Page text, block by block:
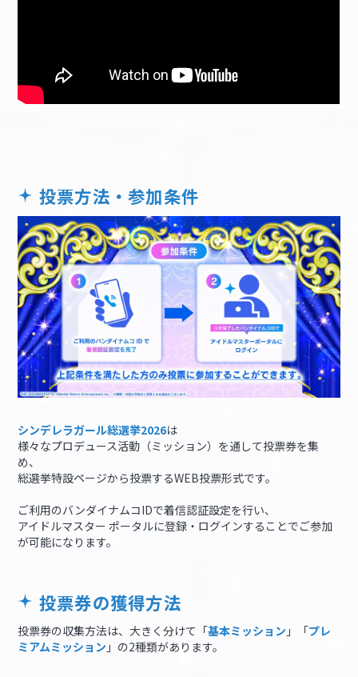
投票方法・参加条件
シンデレラガール総選挙2026は
様々なプロデュース活動（ミッション）を通して投票券を集
め、
総選挙特設ページから投票するWEB投票形式です。
ご利用のバンダイナムコIDで着信認証設定を行い、
アイドルマスター ポータルに登録・ログインすることでご参加
が可能になります。
投票券の獲得方法
投票券の収集方法は、大きく分けて「基本ミッション 」「プレ
ミアムミッション 」の2種類があります。